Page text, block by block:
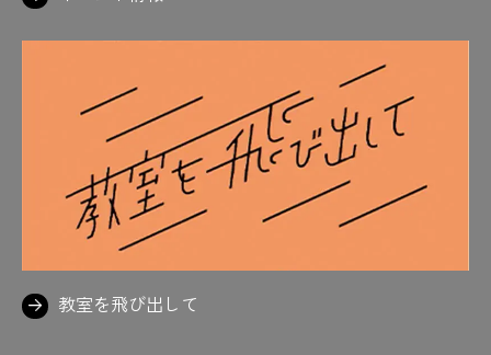
教室を飛び出して